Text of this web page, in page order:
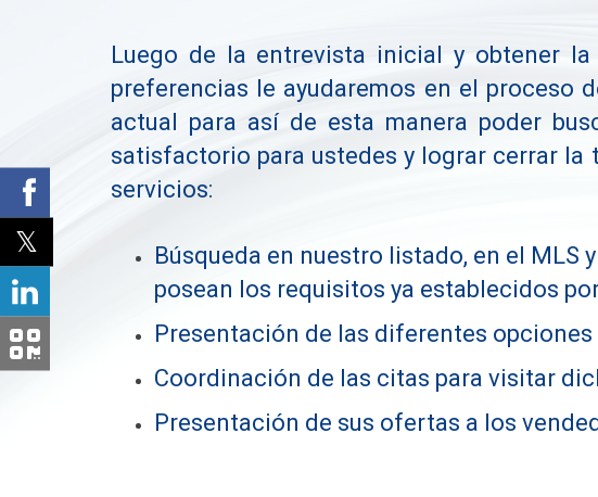
Luego de la entrevista inicial y obtener
preferencias le ayudaremos en el proceso
actual para así de esta manera poder
satisfactorio para ustedes y lograr cerrar
servicios:
Búsqueda en nuestro listado, en el
posean los requisitos ya establecidos
Presentación de las diferentes
Coordinación de las citas para visitar
Presentación de sus ofertas a los